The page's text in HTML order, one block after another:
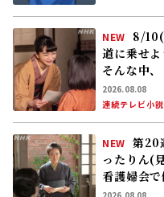
NEW
第20
ったりん(
看護婦会
分の理想
2026.08.08
連続テレビ小説
朝ドラ「
開！ 主人
象的な1枚
りは三條
2026.08.07